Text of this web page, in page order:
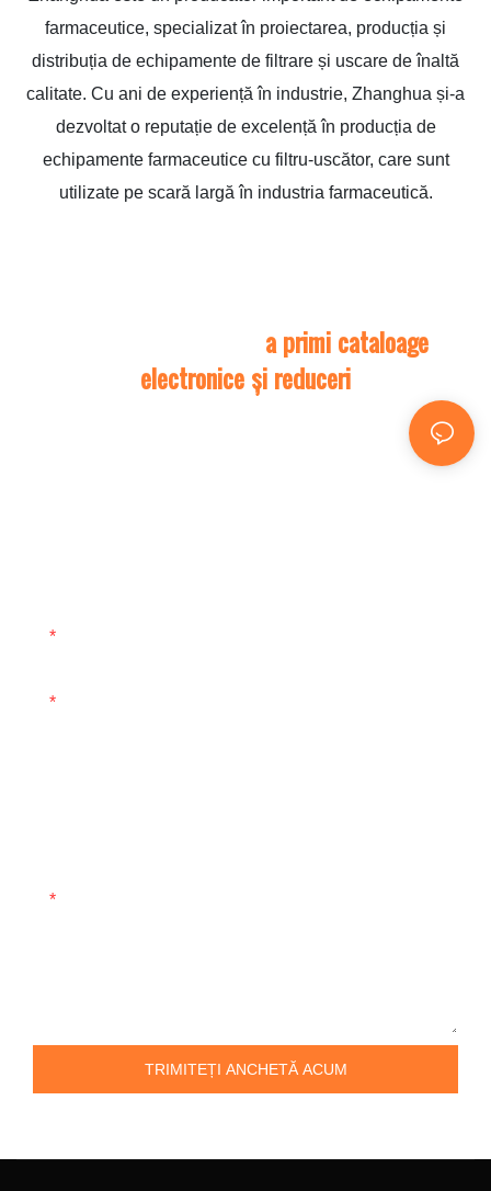
farmaceutice, specializat în proiectarea, producția și
distribuția de echipamente de filtrare și uscare de înaltă
calitate. Cu ani de experiență în industrie, Zhanghua și-a
dezvoltat o reputație de excelență în producția de
echipamente farmaceutice cu filtru-uscător, care sunt
utilizate pe scară largă în industria farmaceutică.
a primi cataloage
electronice și reduceri
Vă rugăm să ne furnizați informațiile de mai jos pentru
a finaliza solicitarea dumneavoastră. Lăsați adresa
TRIMITEȚI ANCHETĂ ACUM